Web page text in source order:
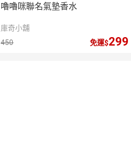
嚕嚕咪聯名氣墊香水
庫奇小舖
450
免運 299